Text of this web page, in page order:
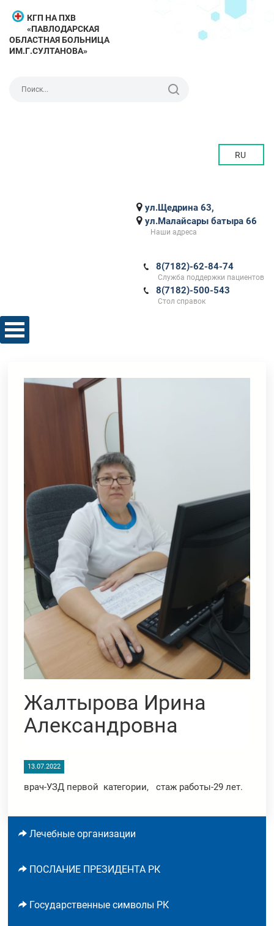
КГП НА ПХВ
«ПАВЛОДАРСКАЯ
ОБЛАСТНАЯ БОЛЬНИЦА
ИМ.Г.СУЛТАНОВА»
RU
ул.Щедрина 63,
ул.Малайсары батыра 66
Наши адреса
8(7182)-62-84-74
Служба поддержки пациентов
8(7182)-500-543
Стол справок
Жалтырова Ирина
Александровна
13.07.2022
врач-УЗД первой категории, стаж работы-29 лет.
Лечебные организации
ПОСЛАНИЕ ПРЕЗИДЕНТА РК
Государственные символы РК